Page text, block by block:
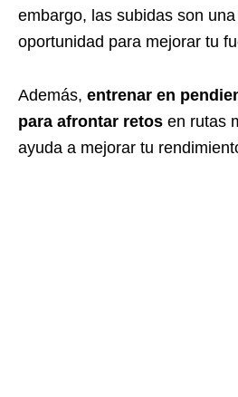
embargo, las subidas son
oportunidad para mejorar tu
Además, entrenar en
para afrontar retos en rutas
ayuda a mejorar tu